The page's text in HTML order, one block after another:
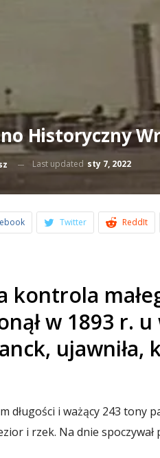
Historyczny
Last updated sty 7, 2022
Twitter ReddIt
kontrola
w 1893 r.
długości i ważący 243 tony
i rzek. Na dnie